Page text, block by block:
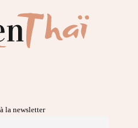
la newsletter